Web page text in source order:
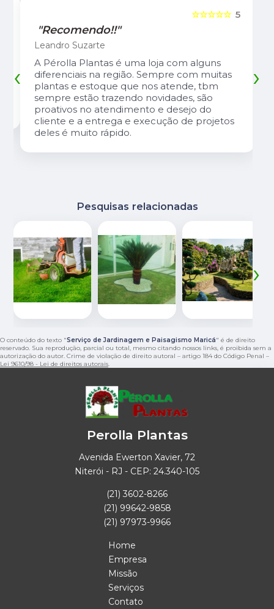
5
☆☆☆☆☆
"Recomendo!!"
Leandro Suzarte
A Pérolla Plantas é uma loja com alguns
diferenciais na região. Sempre com muitas
plantas e estoque que nos atende, tbm
sempre estão trazendo novidades, são
proativos no atendimento e desejo do
cliente e a entrega e execução de projetos
deles é muito rápido.
‹ ›
Pesquisas relacionadas
‹ ›
O conteúdo do texto "Serviço de Jardinagem e Paisagismo Maricá" é de direito
reservado. Sua reprodução, parcial ou total, mesmo citando nossos links, é proibida sem a
autorização do autor. Crime de violação de direito autoral – artigo 184 do Código Penal –
Lei 9610/98 - Lei de direitos autorais.
Perolla Plantas
Avenida Ewerton Xavier, 72
Niterói - RJ - CEP: 24.340-105
(21) 3602-8266
(21) 99642-9858
(21) 97973-9966
Home
Empresa
Missão
Serviços
Contato